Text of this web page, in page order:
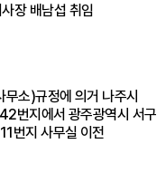
장 배남섭 취임
소)규정에 의거 나주시
번지에서 광주광역시 서구
번지 사무실 이전